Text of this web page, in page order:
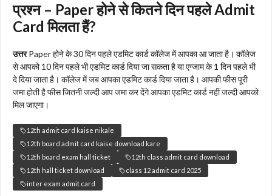
प्रश्न – Paper होने से कितने दिन पहले Admit
Card मिलता हैं?
उत्तरPaper होने के 30 दिन पहले एडमिट कार्ड कॉलेज में आपका आ जाता है। कॉलेज
से आपको 10 दिन पहले भी एडमिट कार्ड दिया जा सकता है या एग्जाम के 1 दिन पहले भी
दे दिया जाता है। कॉलेज में जब आपका एडमिट कार्ड दिया जाता है। आपकी फीस पूरी
जमा होती है फीस जितनी जल्दी आप जमा कर देंगे आपका एडमिट कार्ड नहीं जल्दी आपको
मिल जाएगा।
12th admit card kaise nikale
12th board admit card kaise download kare
12th board exam hall ticket
12th class admit card download
12th hall ticket download
class 12 admit card 2025
inter exam admit card